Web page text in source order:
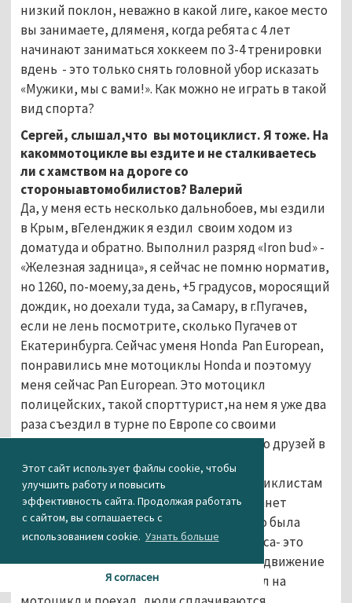
Этот сайт использует файлы cookie, чтобы
улучшить работу и повысить
эффективность сайта. Продолжая работать
с сайтом, вы соглашаетесь с
использованием cookie. Узнать больше
Я согласен
низкий поклон, неважно в какой лиге, какое место
вы занимаете, дляменя, когда ребята с 4 лет
начинают заниматься хоккеем по 3-4 тренировки
вдень - это только снять головной убор исказать
«Мужики, мы с вами!». Как можно не играть в такой
вид спорта?
Сергей, слышал,что вы мотоциклист. Я тоже. На
какоммотоцикле вы ездите и не сталкиваетесь
ли с хамством на дороге со
стороныавтомобилистов? Валерий
Да, у меня есть несколько дальнобоев, мы ездили
в Крым, вГеленджик я ездил своим ходом из
доматуда и обратно. Выполнил разряд «Iron bud» -
«Железная задница», я сейчас не помню норматив,
но 1260, по-моему,за день, +5 градусов, моросящий
дождик, но доехали туда, за Самару, в г.Пугачев,
если не лень посмотрите, сколько Пугачев от
Екатеринбурга. Сейчас уменя Honda Pan European,
понравились мне мотоциклы Honda и поэтомуу
меня сейчас Pan European. Это мотоцикл
полицейских, такой спорттурист,на нем я уже два
раза съездил в турне по Европе со своими
друзьями байкерами, уменя очень много друзей в
«Черных ножах». Горжусь, что у нас есть
единственныйпамятник войнам-мотоциклистам
в парке Маяковского, наверняка, это станет
длямногих новостью. Черные ножи – это была
разведрота уральского танкового корпуса- это
очень интересная история. Байкерское движение
тоже очень ответственное,непросто сел на